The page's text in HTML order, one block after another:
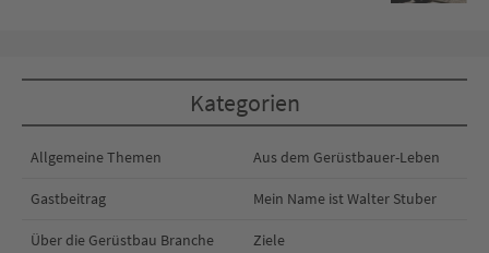
Kategorien
Allgemeine Themen Aus dem Gerüstbauer-Leben
Gastbeitrag Mein Name ist Walter Stuber
Über die Gerüstbau Branche Ziele